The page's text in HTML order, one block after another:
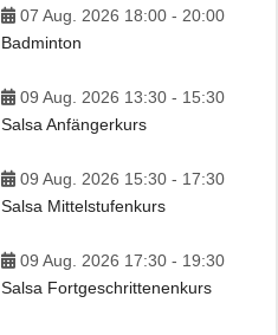
07 Aug. 2026 18:00 - 20:00
Badminton
09 Aug. 2026 13:30 - 15:30
Salsa Anfängerkurs
09 Aug. 2026 15:30 - 17:30
Salsa Mittelstufenkurs
09 Aug. 2026 17:30 - 19:30
Salsa Fortgeschrittenenkurs